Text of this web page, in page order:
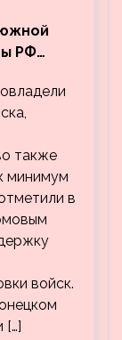
РФ
также
минимум
в
войск.
[…]